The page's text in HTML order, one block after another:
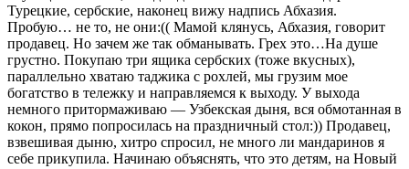
Турецкие, сербские, наконец вижу надпись Абхазия.
Пробую… не то, не они:(( Мамой клянусь, Абхазия, говорит
продавец. Но зачем же так обманывать. Грех это…На душе
грустно. Покупаю три ящика сербских (тоже вкусных),
параллельно хватаю таджика с рохлей, мы грузим мое
богатство в тележку и направляемся к выходу. У выхода
немного притормаживаю — Узбекская дыня, вся обмотанная в
кокон, прямо попросилась на праздничный стол:)) Продавец,
взвешивая дыню, хитро спросил, не много ли мандаринов я
себе прикупила. Начинаю объяснять, что это детям, на Новый